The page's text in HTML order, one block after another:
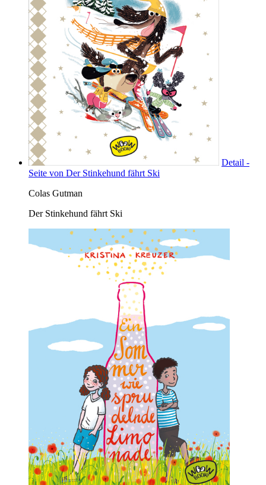
Detail -
Seite von Der Stinkehund fährt Ski
Colas Gutman
Der Stinkehund fährt Ski